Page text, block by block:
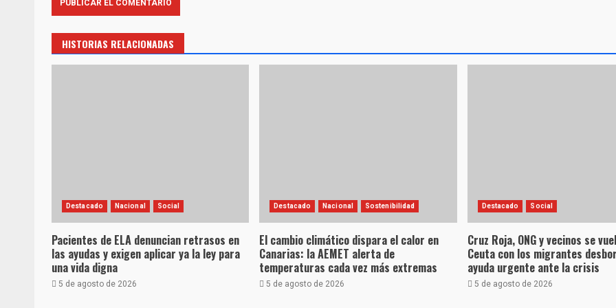
HISTORIAS RELACIONADAS
Destacado Nacional Social
Pacientes de ELA denuncian retrasos en
las ayudas y exigen aplicar ya la ley para
una vida digna
5 de agosto de 2026
Destacado Nacional Sostenibilidad
El cambio climático dispara el calor en
Canarias: la AEMET alerta de
temperaturas cada vez más extremas
5 de agosto de 2026
Destacado Social
Cruz Roja, ONG y vecinos se
Ceuta con los migrantes
ayuda urgente ante la crisis
5 de agosto de 2026